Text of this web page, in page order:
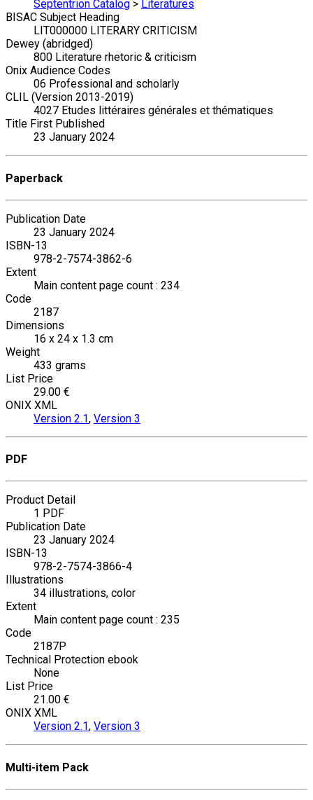
Septentrion Catalog > Literatures
BISAC Subject Heading
LIT000000 LITERARY CRITICISM
Dewey (abridged)
800 Literature rhetoric & criticism
Onix Audience Codes
06 Professional and scholarly
CLIL (Version 2013-2019)
4027 Etudes littéraires générales et thématiques
Title First Published
23 January 2024
Paperback
Publication Date
23 January 2024
ISBN-13
978-2-7574-3862-6
Extent
Main content page count : 234
Code
2187
Dimensions
16 x 24 x 1.3 cm
Weight
433 grams
List Price
29.00 €
ONIX XML
Version 2.1, Version 3
PDF
Product Detail
1 PDF
Publication Date
23 January 2024
ISBN-13
978-2-7574-3866-4
Illustrations
34 illustrations, color
Extent
Main content page count : 235
Code
2187P
Technical Protection ebook
None
List Price
21.00 €
ONIX XML
Version 2.1, Version 3
Multi-item Pack